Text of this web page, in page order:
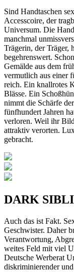
Sind Handtaschen
Accesscoire, der
Universum. Die
manchmal
Trägerin, der Träger,
begehrenswert.
Gemälde aus dem
vermutlich aus einer
reich. Ein knallrotes
Blässe. Ein
nimmt die Schärfe
fünfhundert Jahren
verloren. Weil ihr
attraktiv verorten.
gebracht.
DARK
Auch das ist Fakt.
Geschwister. Daher
Verantwortung,
weites Feld mit viel
Deutsche Werberat
diskriminierender